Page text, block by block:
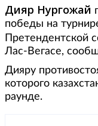
Дияр Нургожай
победы на
Претендентской
Лас-Вегасе,
Дияру
которого
раунде.